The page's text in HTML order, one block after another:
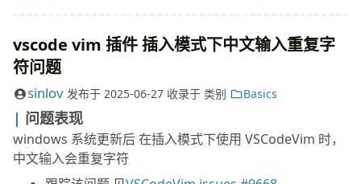
vscode vim 插件 插入模式下中文输入重复字
符问题
sinlov 发布于 2025-06-27 收录于 类别 Basics
问题表现
windows 系统更新后 在插入模式下使用 VSCodeVim 时，
中文输入会重复字符